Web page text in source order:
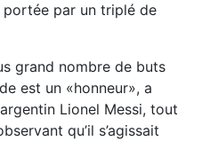
portée par un triplé de
grand nombre de buts
est un «honneur», a
Lionel Messi, tout
qu’il s’agissait